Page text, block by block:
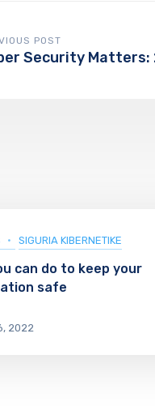
POST
SIGURIA KIBERNETIKE
can do to keep your
safe
2022